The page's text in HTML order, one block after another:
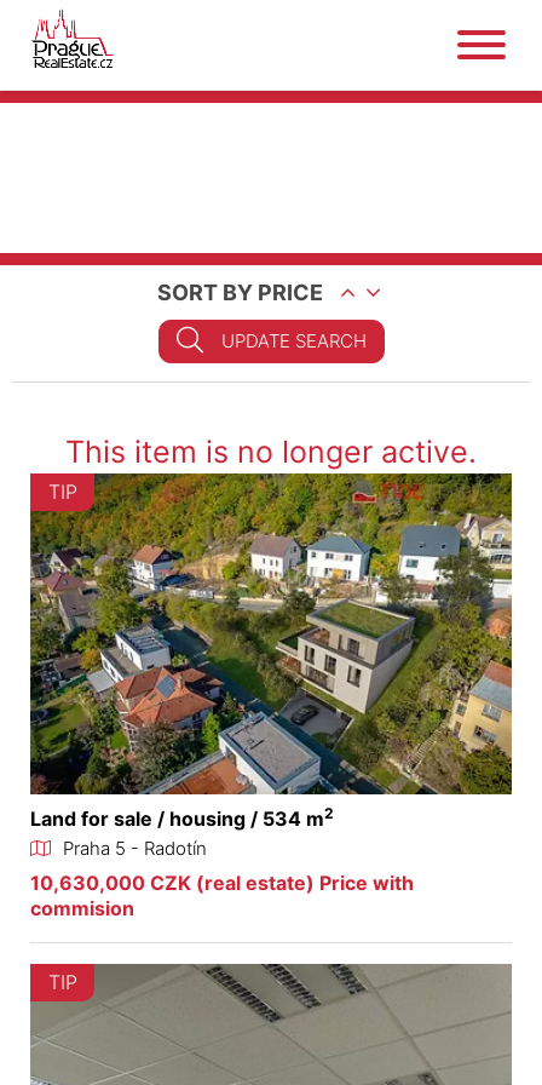
SORT BY PRICE
UPDATE SEARCH
This item is no longer active.
TIP
Land for sale / housing / 534 m2
Praha 5 - Radotín
10,630,000 CZK (real estate) Price with
commision
TIP